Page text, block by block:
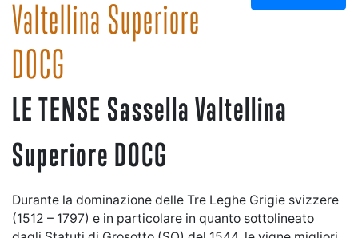
Valtellina Superiore
DOCG
LE TENSE Sassella Valtellina
Superiore DOCG
Durante la dominazione delle Tre Leghe Grigie svizzere
(1512 – 1797) e in particolare in quanto sottolineato